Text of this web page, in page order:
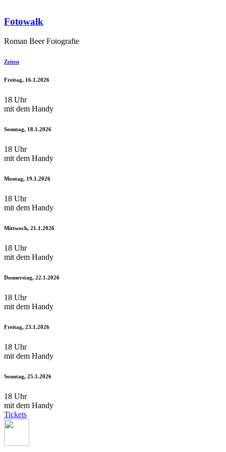
Fotowalk
Roman Beer Fotografie
Zeiten
Freitag, 16.1.2026
18 Uhr
mit dem Handy
Sonntag, 18.1.2026
18 Uhr
mit dem Handy
Montag, 19.1.2026
18 Uhr
mit dem Handy
Mittwoch, 21.1.2026
18 Uhr
mit dem Handy
Donnerstag, 22.1.2026
18 Uhr
mit dem Handy
Freitag, 23.1.2026
18 Uhr
mit dem Handy
Sonntag, 25.1.2026
18 Uhr
mit dem Handy
Tickets